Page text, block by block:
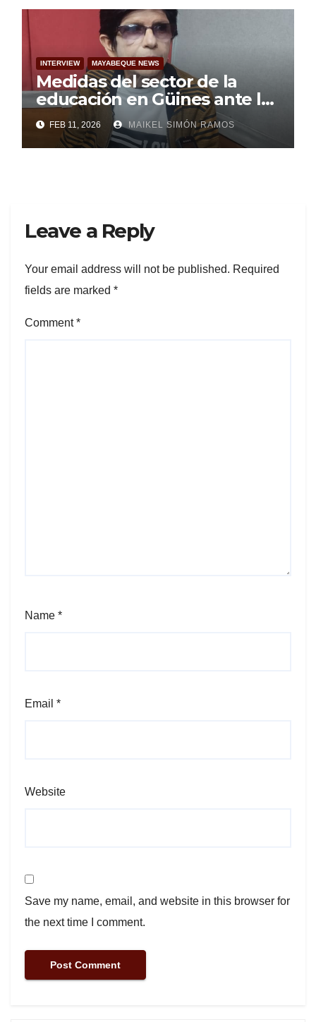
INTERVIEW MAYABEQUE NEWS
Medidas del sector de la
educación en Güines ante la
actual situación energética
FEB 11, 2026 MAIKEL SIMÓN RAMOS
Leave a Reply
Your email address will not be published. Required
fields are marked *
Comment*
Name *
Email *
Website
Save my name, email, and website in this browser for
the next time I comment.